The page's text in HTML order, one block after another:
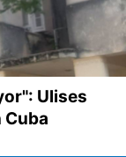
Ulises
Cuba